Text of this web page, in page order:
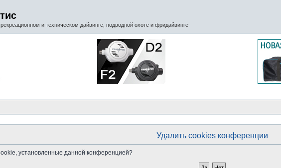
и техническом дайвинге, подводной охоте и фридайвинге
Удалить cookies конференции
установленные данной конференцией?